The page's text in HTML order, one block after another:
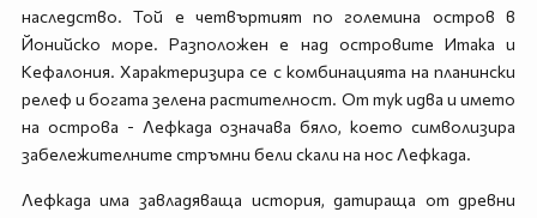
наследство. Той е четвъртият по големина остров в
Йонийско море. Разположен е над островите Итака и
Кефалония. Характеризира се с комбинацията на планински
релеф и богата зелена растителност. От тук идва и името
на острова - Лефкада означава бяло, което символизира
забележителните стръмни бели скали на нос Лефкада.
Лефкада има завладяваща история, датираща от древни